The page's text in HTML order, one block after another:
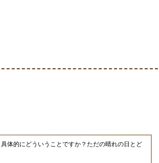
体的にどういうことですか？ただの晴れの日とど